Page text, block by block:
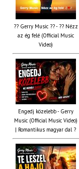
?? Gerry Music ?? - ?? Nézz
az ég felé (Official Music
Video)
Engedj közelebb - Gerry
Music (Official Music Video)
| Romantikus magyar dal ?